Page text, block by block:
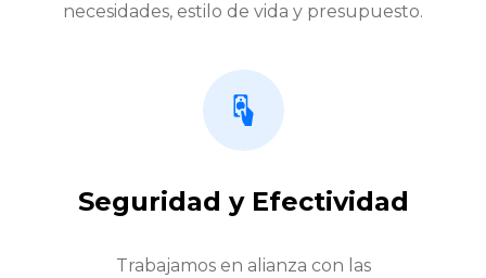
necesidades, estilo de vida y presupuesto.
Seguridad y Efectividad
Trabajamos en alianza con las